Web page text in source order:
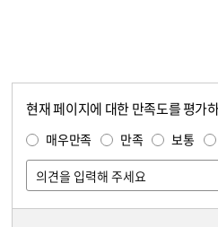
현재 페이지에 대한 만족도를 평가
매우만족 만족 보통